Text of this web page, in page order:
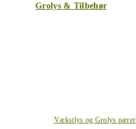
Grolys & Tilbehør
Vækstlys og Grolys pærer